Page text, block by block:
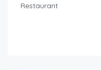
Restaurant